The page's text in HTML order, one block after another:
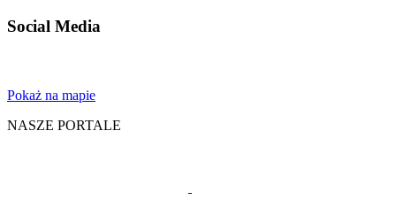
Social Media
Pokaż na mapie
NASZE PORTALE